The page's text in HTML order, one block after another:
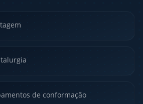
de conformação